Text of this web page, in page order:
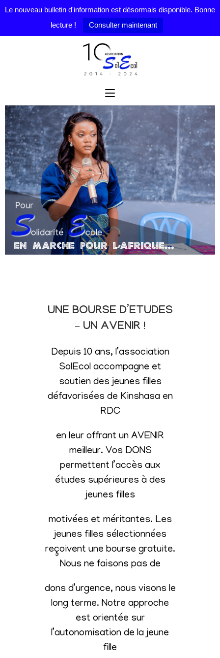
Le nouveau bulletin d'information est désormais disponible. Bonne
lecture !
Consulter maintenant
UNE BOURSE D’ETUDES
– UN AVENIR !
Depuis 10 ans, l’association
SolEcol accompagne et
soutien des jeunes filles
défavorisées de Kinshasa en
RDC
en leur offrant un AVENIR
meilleur. Vos DONS
permettent l’accès aux
études supérieures à des
jeunes filles
motivées et méritantes. Les
jeunes filles sélectionnées
reçoivent une bourse gratuite.
Nous ne faisons pas de
dons d’urgence, nous visons le
long terme. Notre approche
est orientée sur
l’autonomisation de la jeune
fille